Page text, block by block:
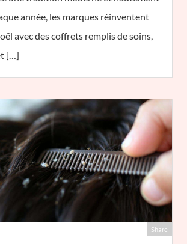
année, les marques réinventent
avec des coffrets remplis de soins,
[…]
Share